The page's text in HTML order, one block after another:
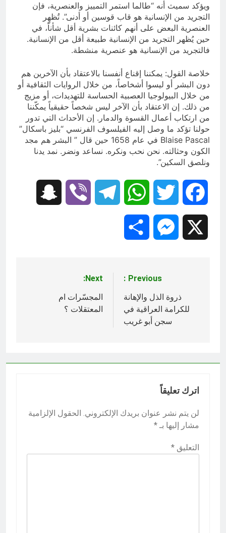
ويؤكد سميث أنه “طالما استمر التمييز والعنصرية، فإن
التجريد من الإنسانية هو قاب قوسين أو أدنى”. تُظهِر
العنصرية البعض على أنهم كائنات بشرية أقل شأناً، في
حين يُظهر التجريد من الإنسانية طبيعة أقل من الإنسانية.
فالتجريد من الإنسانية هو عنصرية منشطة.
خلاصة القول: يمكننا إقناع أنفسنا بالاعتقاد بأن الآخرين هم
دون البشر أو ليسوا أشخاصاً، من خلال الروايات الثقافية أو
من خلال البيولوجيا العصبية الحساسة للتهديدات، أو مزيج
من ذلك. إن الاعتقاد بأن الآخر ليس شخصاً حقيقياً يمكّننا
من ارتكاب أعمال القسوة والدمار. إن الأحداث التي تدور
حولنا تؤكد ما وصل إليه الفيلسوف الفرنسي “بليز باسكال”
Blaise Pascal في عام 1658 حين قال ” البشر هم مجد
الكون وحثالته. نحن نحب ونكره. نساعد ونضر. نمد يدنا
ونلصق السكين”.
Facebook
Twitter
WhatsApp
Telegram
Viber
Messenger
المقالات
Previous:
ذروة الذل والإهانة
للكرامة العراقية في
سجن أبو غريب
Next:
المجسّرات ام
المعتقلات ؟
اترك تعليقاً
لن يتم نشر عنوان بريدك الإلكتروني. الحقول الإلزامية
مشار إليها بـ *
التعليق *